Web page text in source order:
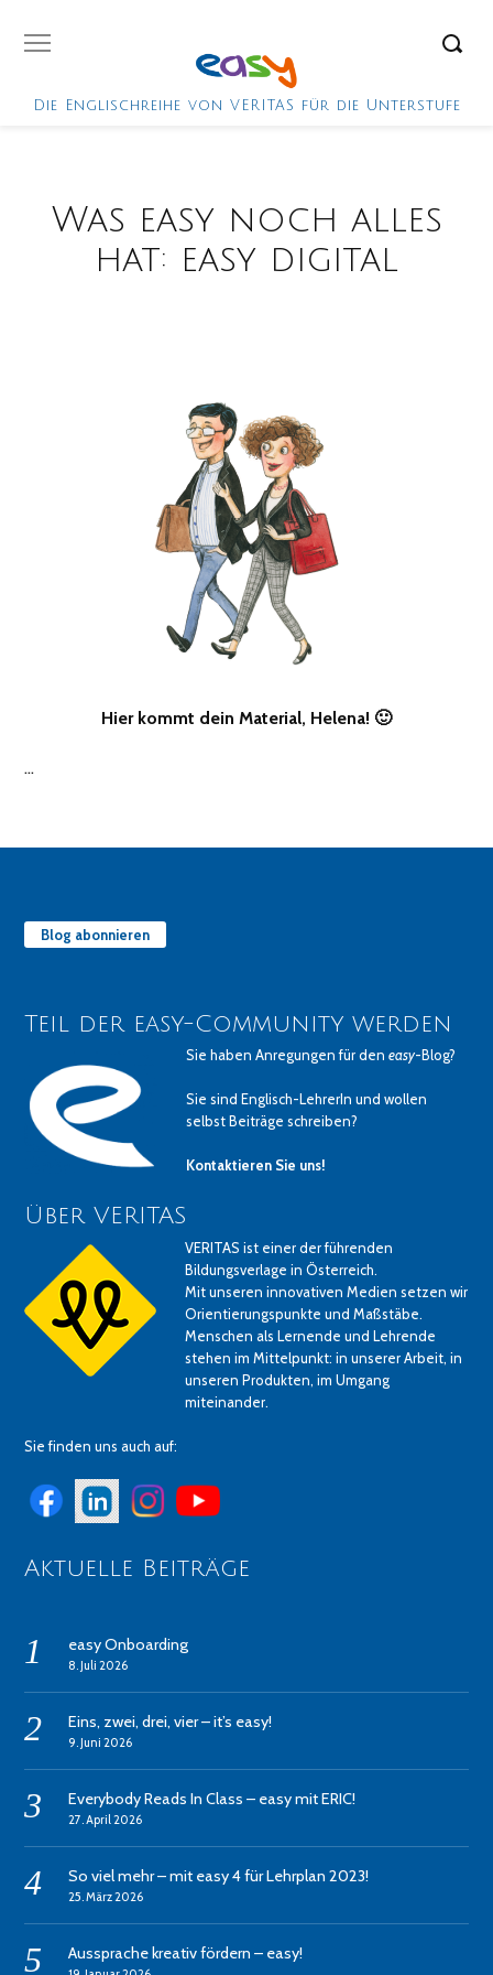
Die Englischreihe von VERITAS für die Unterstufe
Was easy noch alles
hat: easy digital
Hier kommt dein Material, Helena! 🙂
…
Blog abonnieren
Teil der easy-Community werden
Sie haben Anregungen für deneasy-Blog?
Sie sind Englisch-LehrerIn und wollen
selbst Beiträge schreiben?
Kontaktieren Sie uns!
Über VERITAS
VERITAS ist einer der führenden
Bildungsverlage in Österreich.
Mit unseren innovativen Medien setzen wir
Orientierungspunkte und Maßstäbe.
Menschen als Lernende und Lehrende
stehen im Mittelpunkt: in unserer Arbeit, in
unseren Produkten, im Umgang
miteinander.
Sie finden uns auch auf:
Aktuelle Beiträge
easy Onboarding
8. Juli 2026
Eins, zwei, drei, vier – it’s easy!
9. Juni 2026
Everybody Reads In Class – easy mit ERIC!
27. April 2026
So viel mehr – mit easy 4 für Lehrplan 2023!
25. März 2026
Aussprache kreativ fördern – easy!